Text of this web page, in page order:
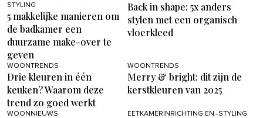
STYLING
5 makkelijke manieren om
de badkamer een
duurzame make-over te
geven
Back in shape: 5x anders
stylen met een organisch
vloerkleed
WOONTRENDS
Drie kleuren in één
keuken? Waarom deze
trend zo goed werkt
WOONTRENDS
Merry & bright: dit zijn de
kerstkleuren van 2025
WOONNIEUWS EETKAMERINRICHTING EN -STYLING